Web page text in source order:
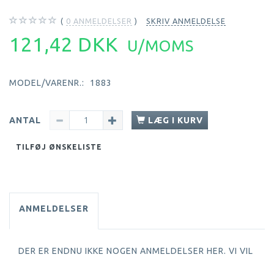
0 ANMELDELSER SKRIV ANMELDELSE
121,42 DKK U/MOMS
MODEL/VARENR.: 1883
ANTAL LÆG I KURV
TILFØJ ØNSKELISTE
ANMELDELSER
DER ER ENDNU IKKE NOGEN ANMELDELSER HER. VI VIL